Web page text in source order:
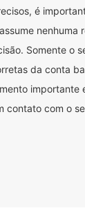
é
nenhuma
Somente o
da conta
importante
contato com o